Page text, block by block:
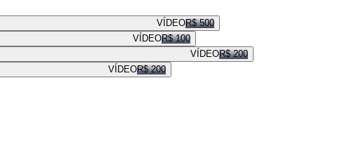
VÍDEOR$ 500
VÍDEOR$ 100
VÍDEOR$ 200
VÍDEOR$ 200